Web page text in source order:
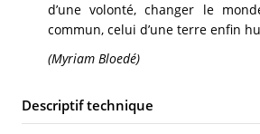
d’une volonté, changer le
commun, celui d’une terre enfin
(Myriam Bloedé)
Descriptif technique